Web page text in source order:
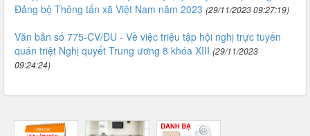
Đảng bộ Thông tấn xã Việt Nam năm 2023 (29/11/2023 09:27:19)
Văn bản số 775-CV/ĐU - Về việc triệu tập hội nghị trực tuyến
quán triệt Nghị quyết Trung ương 8 khóa XIII (29/11/2023
09:24:24)